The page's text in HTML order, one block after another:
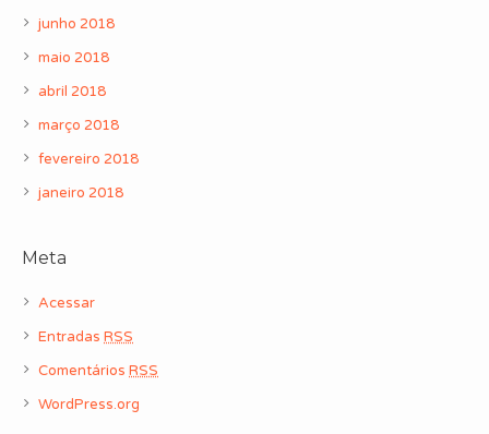
junho 2018
maio 2018
abril 2018
março 2018
fevereiro 2018
janeiro 2018
Meta
Acessar
EntradasRSS
ComentáriosRSS
WordPress.org